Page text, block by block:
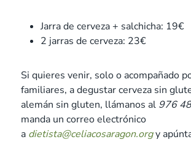
Jarra de cerveza + salchicha: 19€
2 jarras de cerveza: 23€
Si quieres venir, solo o acompañado
familiares, a degustar cerveza sin
alemán sin gluten, llámanos al 976
manda un correo electrónico
a dietista@celiacosaragon.orgy